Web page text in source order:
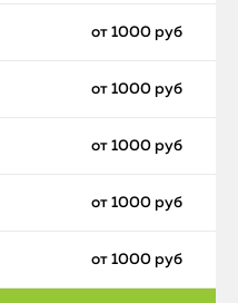
от 1000 руб
от 1000 руб
от 1000 руб
от 1000 руб
от 1000 руб